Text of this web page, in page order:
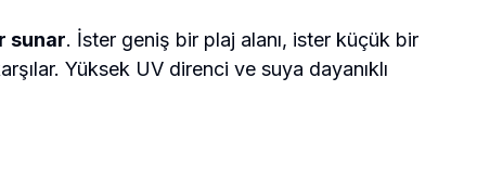
sunar. İster geniş bir plaj alanı, ister küçük bir
Yüksek UV direnci ve suya dayanıklı